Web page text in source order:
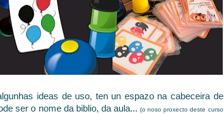
ideas de uso, ten un espazo na cabeceira de
ser o nome da biblio, da aula...(o noso proxecto deste curso